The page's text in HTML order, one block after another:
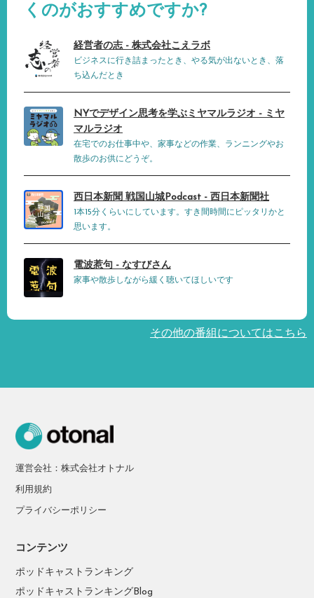
くのがおすすめですか?
経営者の志 - 株式会社こえラボ
ビジネスに行き詰まったとき、やる気が出ないとき、落
ち込んだとき
NYでデザイン思考を学ぶミヤマルラジオ - ミヤ
マルラジオ
在宅でのお仕事中や、家事などの作業、ランニングやお
散歩のお供にどうぞ。
西日本新聞 戦国山城Podcast - 西日本新聞社
1本15分くらいにしています。すき間時間にピッタリかと
思います。
電波惹句 - なすびさん
家事や散歩しながら緩く聴いてほしいです
その他の番組についてはこちら
運営会社：株式会社オトナル
利用規約
プライバシーポリシー
コンテンツ
ポッドキャストランキング
ポッドキャストランキングBlog